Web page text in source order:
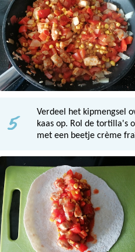
5
Verdeel het kipmengsel
kaas op. Rol de tortilla's
met een beetje crème